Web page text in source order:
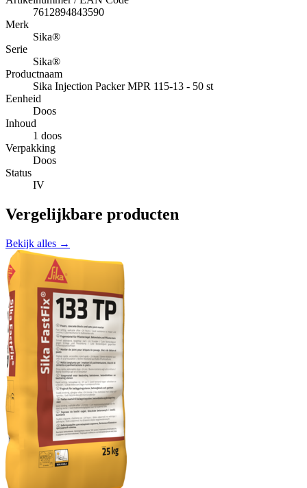
7612894843590
Merk
Sika®
Serie
Sika®
Productnaam
Sika Injection Packer MPR 115-13 - 50 st
Eenheid
Doos
Inhoud
1 doos
Verpakking
Doos
Status
IV
Vergelijkbare producten
Bekijk alles →